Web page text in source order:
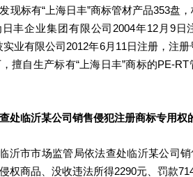
现标有“上海日丰”商标管材产品353盘
丰企业集团有限公司2004年12月9日
实业有限公司2012年6月11日注册，注
擅自生产标有“上海日丰”商标的PE-
临沂某公司销售侵犯注册商标专用权
市市场监管局依法查处临沂某公司销
权商品、没收违法所得2290元、罚款